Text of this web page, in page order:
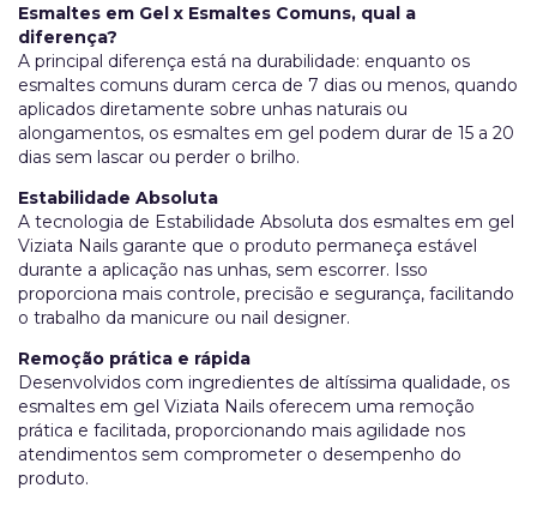
Esmaltes em Gel x Esmaltes Comuns, qual a
diferença?
A principal diferença está na durabilidade: enquanto os
esmaltes comuns duram cerca de 7 dias ou menos, quando
aplicados diretamente sobre unhas naturais ou
alongamentos, os esmaltes em gel podem durar de 15 a 20
dias sem lascar ou perder o brilho.
Estabilidade Absoluta
A tecnologia de Estabilidade Absoluta dos esmaltes em gel
Viziata Nails garante que o produto permaneça estável
durante a aplicação nas unhas, sem escorrer. Isso
proporciona mais controle, precisão e segurança, facilitando
o trabalho da manicure ou nail designer.
Remoção prática e rápida
Desenvolvidos com ingredientes de altíssima qualidade, os
esmaltes em gel Viziata Nails oferecem uma remoção
prática e facilitada, proporcionando mais agilidade nos
atendimentos sem comprometer o desempenho do
produto.